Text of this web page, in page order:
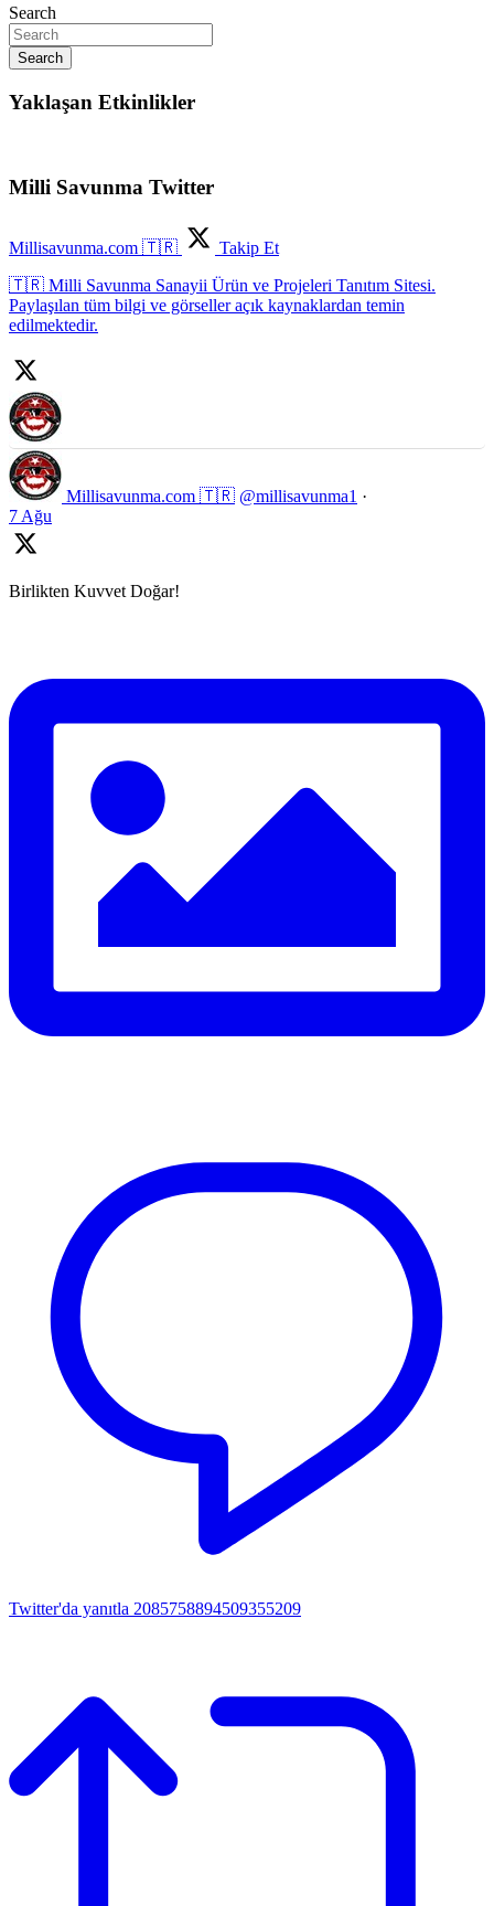
Search
Search
Yaklaşan Etkinlikler
Milli Savunma Twitter
Millisavunma.com 🇹🇷
Takip Et
🇹🇷 Milli Savunma Sanayii Ürün ve Projeleri Tanıtım Sitesi.
Paylaşılan tüm bilgi ve görseller açık kaynaklardan temin
edilmektedir.
Millisavunma.com 🇹🇷 @millisavunma1 ·
7 Ağu
Birlikten Kuvvet Doğar!
Twitter'da yanıtla 2085758894509355209